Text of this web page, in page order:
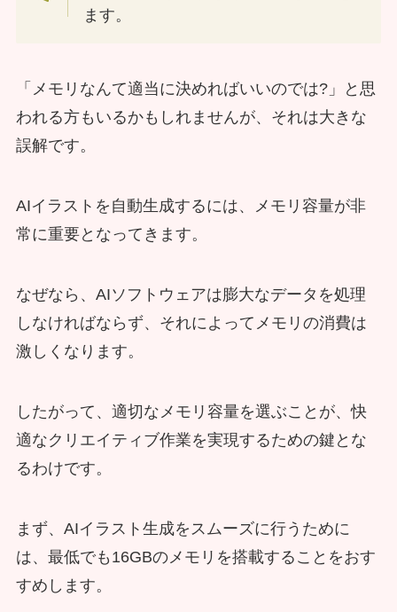
ます。
「メモリなんて適当に決めればいいのでは?」と思
われる方もいるかもしれませんが、それは大きな
誤解です。
AIイラストを自動生成するには、メモリ容量が非
常に重要となってきます。
なぜなら、AIソフトウェアは膨大なデータを処理
しなければならず、それによってメモリの消費は
激しくなります。
したがって、適切なメモリ容量を選ぶことが、快
適なクリエイティブ作業を実現するための鍵とな
るわけです。
まず、AIイラスト生成をスムーズに行うために
は、最低でも16GBのメモリを搭載することをおす
すめします。